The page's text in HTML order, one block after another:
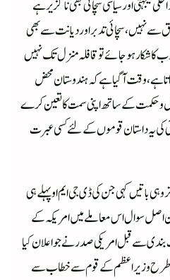
یکجہتی اور سیاسی سچائی بھی ناگزیر ہے
سے نہیں،سچائی تدبر اور دیانت سے بھی
کا شکار ہو جائے تو قافلہ منزل تک نہیں
ہے،وقت آگیا ہے کہ ہندوستان محض
و حکمت کے ساتھ اپنی سمت کا تعین کرے
کی یہ داستان قوموں کے لئے کسی عبرت
باتیں کہی جن کی ڈی جی ایم او پہلے ہی
سوال اس معاملے میں امریکہ کے
سے قبل امریکی صدر نے جو اعلان کیا
طرح وزیراعظم کے قوم سے خطاب سے